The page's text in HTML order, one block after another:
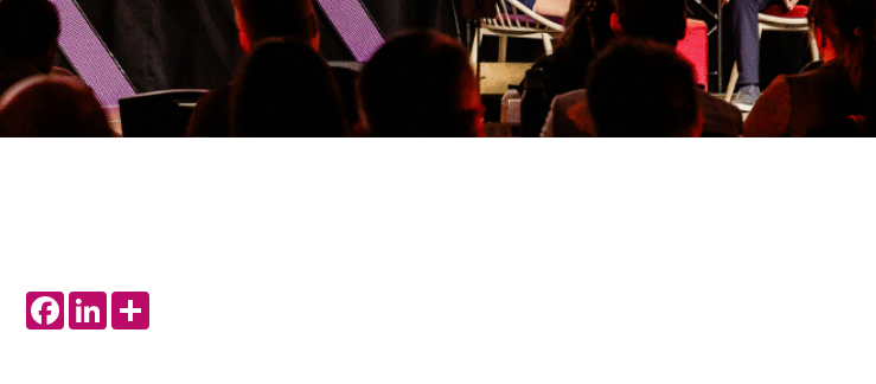
Facebook
LinkedIn